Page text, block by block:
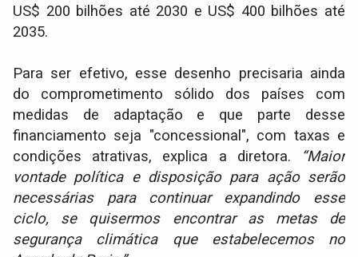
US$ 200 bilhões até 2030 e US$ 400 bilhões até
2035.
Para ser efetivo, esse desenho precisaria ainda
do comprometimento sólido dos países com
medidas de adaptação e que parte desse
financiamento seja "concessional", com taxas e
condições atrativas, explica a diretora. “Maior
vontade política e disposição para ação serão
necessárias para continuar expandindo esse
ciclo, se quisermos encontrar as metas de
segurança climática que estabelecemos no